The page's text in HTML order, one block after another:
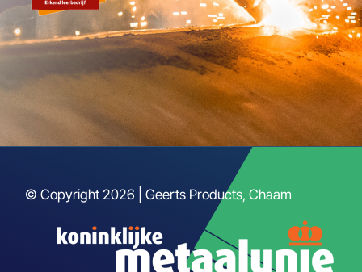
© Copyright 2026 | Geerts Products, Chaam